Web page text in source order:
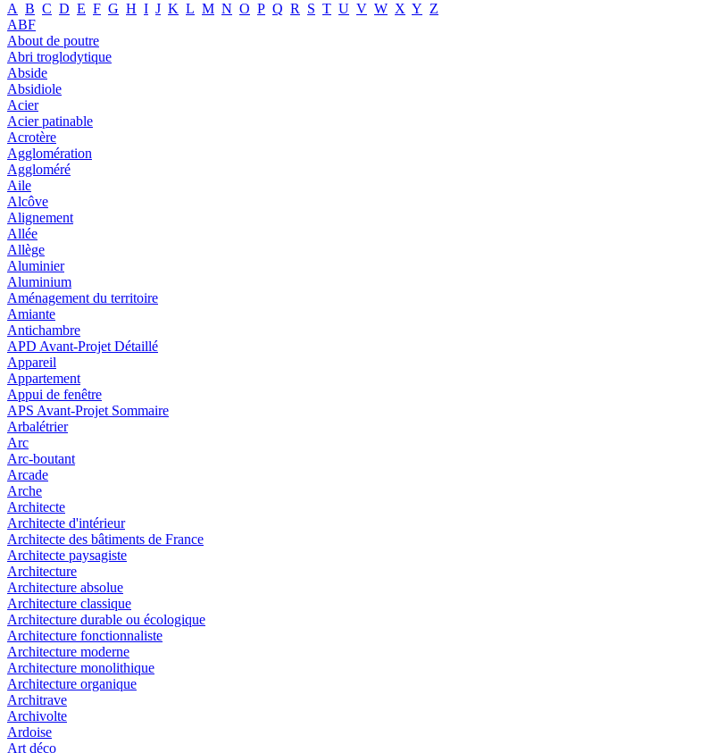
A B C D E F G H I J K L M N O P Q R S T U V W X Y Z
ABF
About de poutre
Abri troglodytique
Abside
Absidiole
Acier
Acier patinable
Acrotère
Agglomération
Aggloméré
Aile
Alcôve
Alignement
Allée
Allège
Aluminier
Aluminium
Aménagement du territoire
Amiante
Antichambre
APD Avant-Projet Détaillé
Appareil
Appartement
Appui de fenêtre
APS Avant-Projet Sommaire
Arbalétrier
Arc
Arc-boutant
Arcade
Arche
Architecte
Architecte d'intérieur
Architecte des bâtiments de France
Architecte paysagiste
Architecture
Architecture absolue
Architecture classique
Architecture durable ou écologique
Architecture fonctionnaliste
Architecture moderne
Architecture monolithique
Architecture organique
Architrave
Archivolte
Ardoise
Art déco